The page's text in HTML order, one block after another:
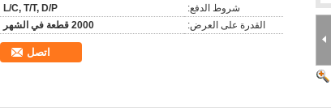
شروط الدفع:
L/C, T/T, D/P
القدرة على العرض:
2000 قطعة في الشهر
اتصل